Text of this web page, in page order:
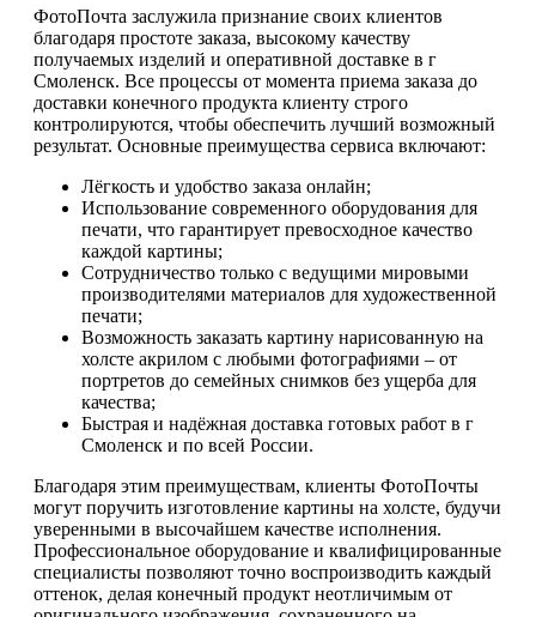
ФотоПочта заслужила признание своих клиентов
благодаря простоте заказа, высокому качеству
получаемых изделий и оперативной доставке в г
Смоленск. Все процессы от момента приема заказа до
доставки конечного продукта клиенту строго
контролируются, чтобы обеспечить лучший возможный
результат. Основные преимущества сервиса включают:
Лёгкость и удобство заказа онлайн;
Использование современного оборудования для
печати, что гарантирует превосходное качество
каждой картины;
Сотрудничество только с ведущими мировыми
производителями материалов для художественной
печати;
Возможность заказать картину нарисованную на
холсте акрилом с любыми фотографиями – от
портретов до семейных снимков без ущерба для
качества;
Быстрая и надёжная доставка готовых работ в г
Смоленск и по всей России.
Благодаря этим преимуществам, клиенты ФотоПочты
могут поручить изготовление картины на холсте, будучи
уверенными в высочайшем качестве исполнения.
Профессиональное оборудование и квалифицированные
специалисты позволяют точно воспроизводить каждый
оттенок, делая конечный продукт неотличимым от